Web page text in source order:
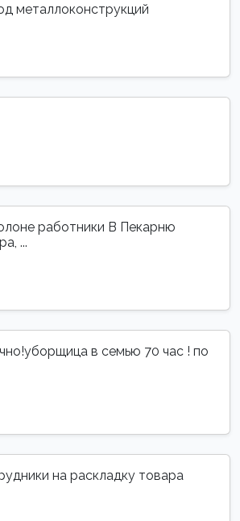
металлоконструкций
работники В Пекарню
...
в семью 70 час ! по
на раскладку товара